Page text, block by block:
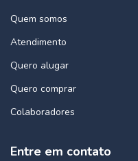
Quem somos
Atendimento
Quero alugar
Quero comprar
Colaboradores
Entre em contato